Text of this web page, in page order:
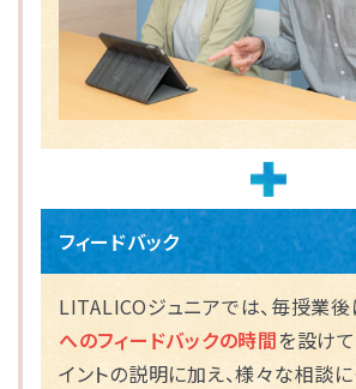
フィードバック
LITALICOジュニアでは、毎授業後
へのフィードバックの時間を設け
イントの説明に加え、様々な相談